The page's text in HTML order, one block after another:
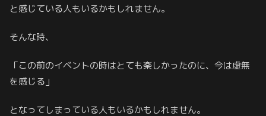
と感じている人もいるかもしれません。
そんな時、
「この前のイベントの時はとても楽しかったのに、今は虚無
を感じる」
となってしまっている人もいるかもしれません。